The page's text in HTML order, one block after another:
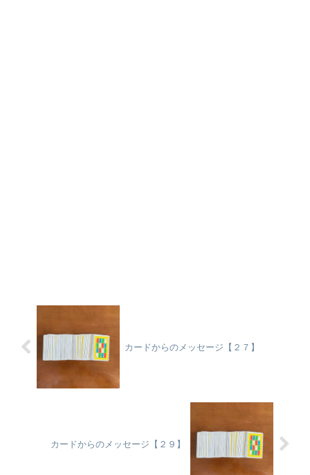
カードからのメッセージ【２７】
カードからのメッセージ【２９】